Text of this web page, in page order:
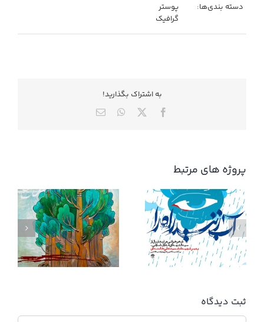
دسته بندی‌ها:
پوستر
گرافیک
به اشتراك بگذاريد!
Facebook
X
WhatsApp
ایمیل
پروژه های مرتبط
آب زنید راه را
ثبت ديدگاه